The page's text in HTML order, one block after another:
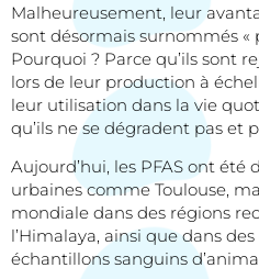
Malheureusement, leur
sont désormais surnommés «
Pourquoi ? Parce qu’ils sont
lors de leur production à
leur utilisation dans la vie
qu’ils ne se dégradent pas et
Aujourd’hui, les PFAS ont été
urbaines comme Toulouse,
mondiale dans des régions
l’Himalaya, ainsi que dans
échantillons sanguins